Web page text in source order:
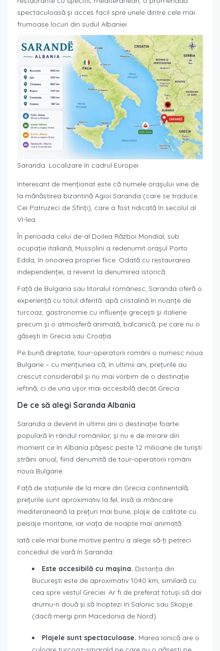
spectaculoasă și acces facil spre unele dintre cele mai
frumoase locuri din sudul Albaniei.
Saranda: Localizare în cadrul Europei
Interesant de menționat este că numele orașului vine de
la mănăstirea bizantină Agioi Saranda (care se traduce
Cei Patruzeci de Sfinți), care a fost ridicată în secolul al
VI-lea.
În perioada celui de-al Doilea Război Mondial, sub
ocupație italiană, Mussolini a redenumit orașul Porto
Edda, în onoarea propriei fiice. Odată cu restaurarea
independenței, a revenit la denumirea istorică.
Față de Bulgaria sau litoralul românesc, Saranda oferă o
experiență cu totul diferită: apă cristalină în nuanțe de
turcoaz, gastronomie cu influențe grecești și italiene
precum și o atmosferă animată, balcanică, pe care nu o
găsești în Grecia sau Croația.
Pe bună dreptate, tour-operatorii români o numesc noua
Bulgarie – cu mențiunea că, în ultimii ani, prețurile au
crescut considerabil și nu mai vorbim de o destinație
ieftină, ci de una ușor mai accesibilă decât Grecia.
De ce să alegi Saranda Albania
Saranda a devenit în ultimii ani o destinație foarte
populară în rândul românilor, și nu e de mirare din
moment ce în Albania pășesc peste 12 milioane de turiști
străini anual, fiind denumită de tour-operatorii români
noua Bulgarie.
Față de stațiunile de la mare din Grecia continentală,
prețurile sunt aproximativ la fel, însă ai mâncare
mediteraneană la prețuri mai bune, plaje de calitate cu
peisaje montane, iar viața de noapte mai animată.
Iată cele mai bune motive pentru a alege să-ți petreci
concediul de vară în Saranda:
Este accesibilă cu mașina. Distanța din
București este de aproximativ 1040 km, similară cu
cea spre vestul Greciei. Ar fi de preferat totuși să dai
drumu-n două și să înoptezi în Salonic sau Skopje
(dacă mergi prin Macedonia de Nord).
Plajele sunt spectaculoase. Marea Ionică are o